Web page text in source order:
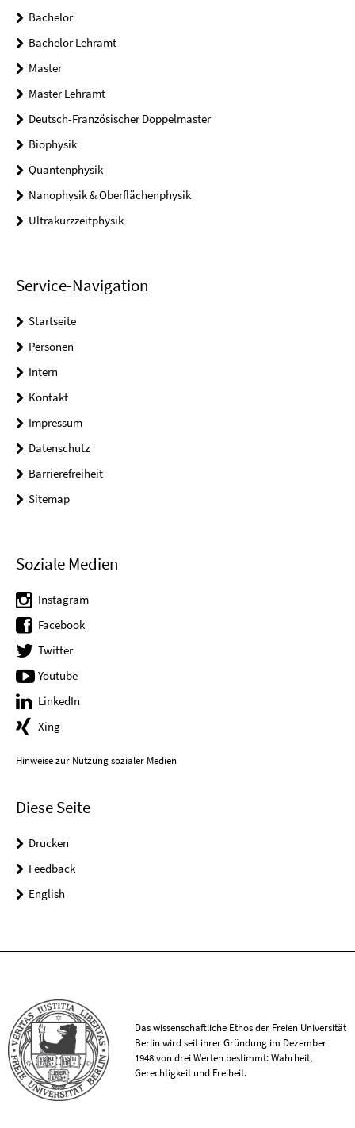
Bachelor
Bachelor Lehramt
Master
Master Lehramt
Deutsch-Französischer Doppelmaster
Biophysik
Quantenphysik
Nanophysik & Oberflächenphysik
Ultrakurzzeitphysik
Service-Navigation
Startseite
Personen
Intern
Kontakt
Impressum
Datenschutz
Barrierefreiheit
Sitemap
Soziale Medien
Instagram
Facebook
Twitter
Youtube
LinkedIn
Xing
Hinweise zur Nutzung sozialer Medien
Diese Seite
Drucken
Feedback
English
Das wissenschaftliche Ethos der Freien Universität
Berlin wird seit ihrer Gründung im Dezember
1948 von drei Werten bestimmt: Wahrheit,
Gerechtigkeit und Freiheit.